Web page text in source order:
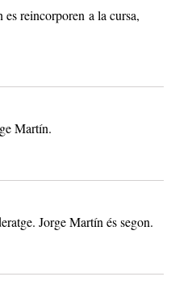
reincorporen a la cursa,
Martín.
Jorge Martín és segon.